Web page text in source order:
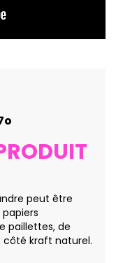
peut être
paillettes, de
côté kraft naturel.